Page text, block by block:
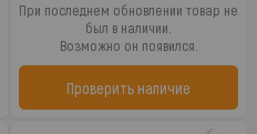
При последнем обновлении товар не
был в наличии.
Возможно он появился.
Проверить наличие